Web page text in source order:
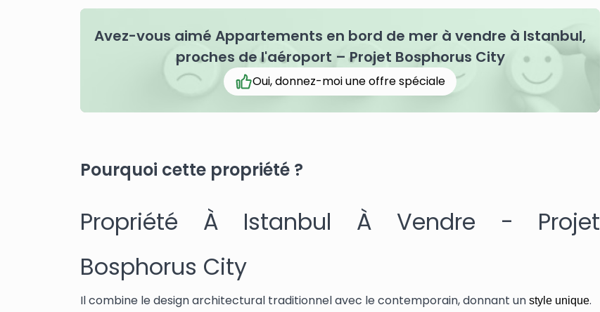
Avez-vous aimé Appartements en bord de mer à vendre à Istanbul,
proches de l'aéroport – Projet Bosphorus City
Oui, donnez-moi une offre spéciale
Pourquoi cette propriété ?
Propriété À Istanbul À Vendre - Projet
Bosphorus City
Il combine le design architectural traditionnel avec le contemporain, donnant un style unique.